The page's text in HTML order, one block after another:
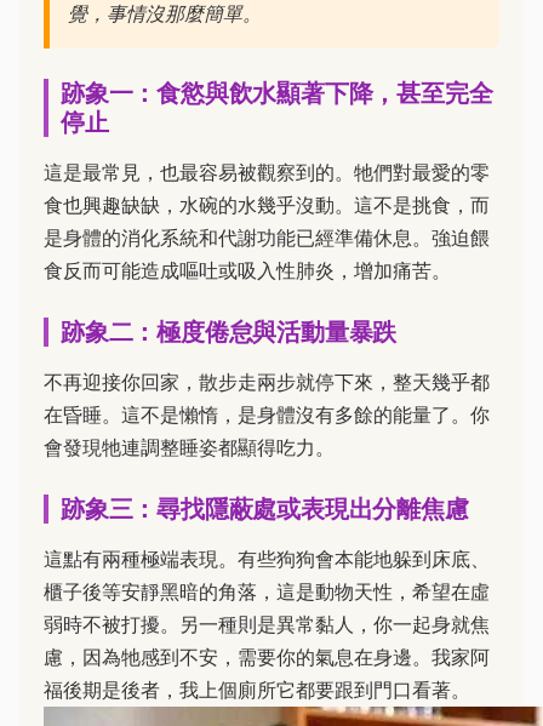
覺，事情沒那麼簡單。
跡象一：食慾與飲水顯著下降，甚至完全
停止
這是最常見，也最容易被觀察到的。牠們對最愛的零
食也興趣缺缺，水碗的水幾乎沒動。這不是挑食，而
是身體的消化系統和代謝功能已經準備休息。強迫餵
食反而可能造成嘔吐或吸入性肺炎，增加痛苦。
跡象二：極度倦怠與活動量暴跌
不再迎接你回家，散步走兩步就停下來，整天幾乎都
在昏睡。這不是懶惰，是身體沒有多餘的能量了。你
會發現牠連調整睡姿都顯得吃力。
跡象三：尋找隱蔽處或表現出分離焦慮
這點有兩種極端表現。有些狗狗會本能地躲到床底、
櫃子後等安靜黑暗的角落，這是動物天性，希望在虛
弱時不被打擾。另一種則是異常黏人，你一起身就焦
慮，因為牠感到不安，需要你的氣息在身邊。我家阿
福後期是後者，我上個廁所它都要跟到門口看著。